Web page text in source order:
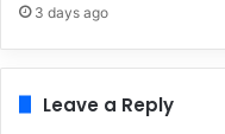
3 days ago
Leave a Reply